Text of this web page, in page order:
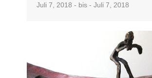
Juli 7, 2018 - bis - Juli 7, 2018